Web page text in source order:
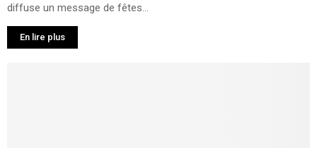
diffuse un message de fêtes...
En lire plus